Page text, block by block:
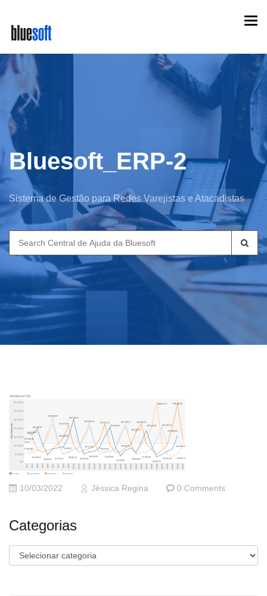
main
content
Bluesoft_ERP-2
Sistema de Gestão para Redes Varejistas e Atacadistas
Search
for:
10/03/2022 Jéssica Regina 0 Comments
Categorias
Categorias